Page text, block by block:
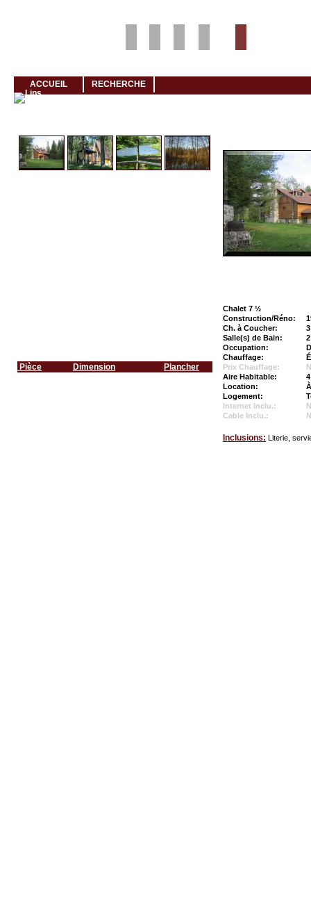
ACCUEIL RECHERCHE
Pièce Dimension Plancher
Chalet 7 ½
Construction/Réno:
Ch. à Coucher:
3
Salle(s) de Bain:
2
Occupation:
Chauffage:
Prix Chauffage:
Aire Habitable:
Location:
Logement:
Internet Inclu.:
Cable Inclu.:
Inclusions: Literie,